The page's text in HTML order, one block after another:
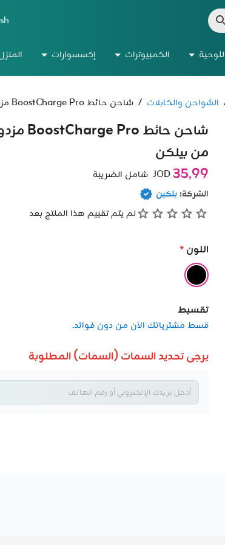
الكمبيوترات إكسسوارات
الشواحن والكابلات / شاحن حائط BoostCharge Pro مزدوج USB-C بتقنية GaN بقوة 65 واط من بيلكن
من بيلكن
35٫99
شامل الضريبة
الشركة:بلكين
لم يتم تقييم هذا المنتج بعد
اللون *
تقسيط
قسط مشترياتك الآن من دون فوائد.
يرجى تحديد السمات (السمات) المطلوبة